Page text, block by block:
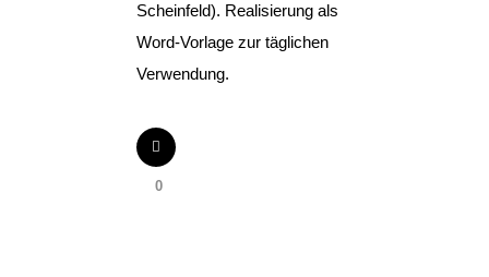
Scheinfeld). Realisierung als
Word-Vorlage zur täglichen
Verwendung.
0